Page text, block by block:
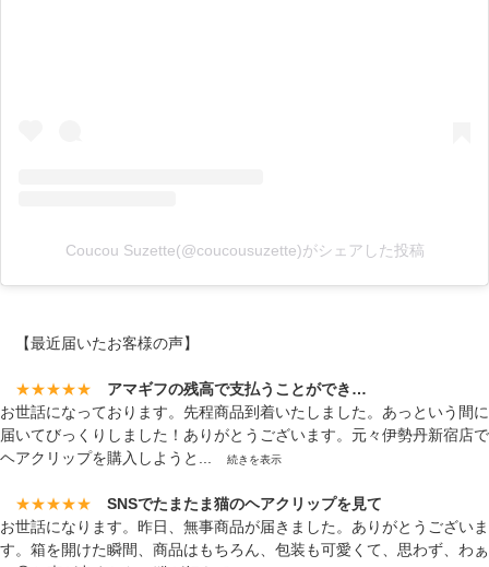
Coucou Suzette(@coucousuzette)がシェアした投稿
【最近届いたお客様の声】
★★★★★
アマギフの残高で支払うことができ…
お世話になっております。先程商品到着いたしました。あっという間に
届いてびっくりしました！ありがとうございます。元々伊勢丹新宿店で
ヘアクリップを購入しようと...
続きを表示
★★★★★
SNSでたまたま猫のヘアクリップを見て
お世話になります。昨日、無事商品が届きました。ありがとうございま
す。箱を開けた瞬間、商品はもちろん、包装も可愛くて、思わず、わぁ